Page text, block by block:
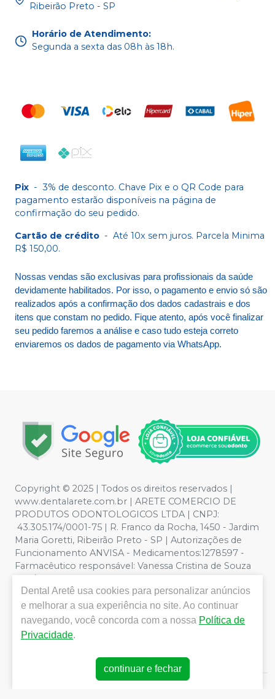
Ribeirão Preto - SP
Horário de Atendimento:
Segunda a sexta das 08h às 18h.
Pix - 3% de desconto. Chave Pix e o QR Code para
pagamento estarão disponíveis na página de
confirmação do seu pedido.
Cartão de crédito - Até 10x sem juros. Parcela Minima
R$ 150,00.
Nossas vendas são exclusivas para profissionais da saúde
devidamente habilitados. Por isso, o pagamento e envio só são
realizados após a confirmação dos dados cadastrais e dos
itens que constam no pedido. Fique atento, após você finalizar
seu pedido faremos a análise e caso tudo esteja correto
enviaremos os dados de pagamento via WhatsApp.
Copyright © 2025 | Todos os direitos reservados |
www.dentalarete.com.br | ARETE COMERCIO DE
PRODUTOS ODONTOLOGICOS LTDA | CNPJ:
43.305.174/0001-75 | R. Franco da Rocha, 1450 - Jardim
Maria Goretti, Ribeirão Preto - SP | Autorizações de
Funcionamento ANVISA - Medicamentos:1278597 -
Farmacêutico responsável: Vanessa Cristina de Souza
CRF/SP nº 52627 | Política de Privacidade e Segurança -
Fotos meramente ilustrativas - Os preços e condições
da loja virtual estão sujeitos a alterações. Em caso de
divergência de preços no site, o valor válido é o do
Carrinho de Compra. Não vendemos por atacado, por
isso nos reservamos o direito de não atender compras
de grandes volumes pelo site.
Dental Aretê usa cookies para personalizar anúncios
e melhorar a sua experiência no site. Ao continuar
navegando, você concorda com a nossa Política de
Privacidade.
continuar e fechar